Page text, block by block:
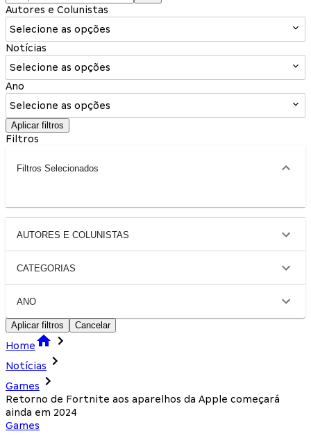
Autores e Colunistas
Selecione as opções
Notícias
Selecione as opções
Ano
Selecione as opções
Aplicar filtros
Filtros
Filtros Selecionados
AUTORES E COLUNISTAS
CATEGORIAS
ANO
Aplicar filtros Cancelar
Home
Notícias
Games
Retorno de Fortnite aos aparelhos da Apple começará
ainda em 2024
Games